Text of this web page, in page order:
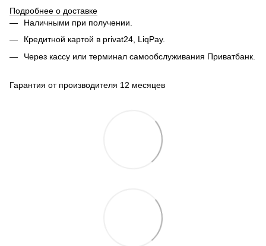
Подробнее о доставке
Наличными при получении.
Кредитной картой в privat24, LiqPay.
Через кассу или терминал самообслуживания Приватбанк.
Гарантия от производителя 12 месяцев